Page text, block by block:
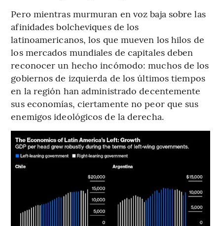
Pero mientras murmuran en voz baja sobre las
afinidades bolcheviques de los
latinoamericanos, los que mueven los hilos de
los mercados mundiales de capitales deben
reconocer un hecho incómodo: muchos de los
gobiernos de izquierda de los últimos tiempos
en la región han administrado decentemente
sus economías, ciertamente no peor que sus
enemigos ideológicos de la derecha.